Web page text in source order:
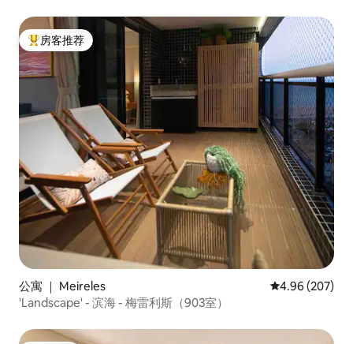
热门「房客推荐」
房客推荐
公寓 ｜ Meireles 平均评分 4.96
4.96 (207)
'Landscape' - 滨海 - 梅雷利斯（903室）